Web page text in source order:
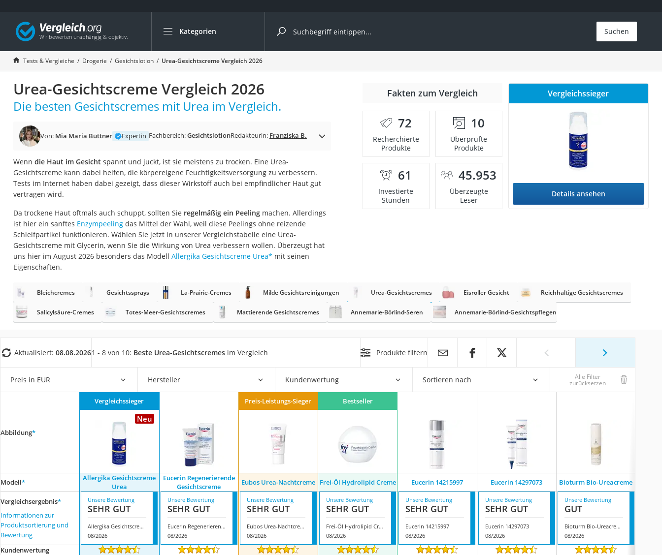
Kategorien
Die beliebtesten Vergleiche nach Kategorie
Drogerie
Inhalator
Haarschneider
Rollator
Katzenklappe (Chip)
Masturbator
Massagepistole
Reisehaartrockner
Eiweißpulver
Magnesiumpräparat
Katzenklappe
Zeckenschutz Katze
leichter Haartrockner
Philips-Sonicare-Zahnbürste
Mineralfutter Pferd
Service
Suchen
Tests & Vergleiche Drogerie Gesichtslotion Urea-Gesichtscreme Vergleich 2026
Urea-Gesichtscreme Vergleich 2026
Die besten Gesichtscremes mit Urea im Vergleich.
Von: Mia Maria Büttner Expertin Fachbereich:GesichtslotionRedakteurin: Franziska B.
Wenn die Haut im Gesicht spannt und juckt, ist sie meistens zu trocken. Eine Urea-
Gesichtscreme kann dabei helfen, die körpereigene Feuchtigkeitsversorgung zu verbessern.
Tests im Internet haben dabei gezeigt, dass dieser Wirkstoff auch bei empfindlicher Haut gut
vertragen wird.
Da trockene Haut oftmals auch schuppt, sollten Sie regelmäßig ein Peelingmachen. Allerdings
ist hier ein sanftes Enzympeelingdas Mittel der Wahl, weil diese Peelings ohne reizende
Schleifpartikel funktionieren. Wählen Sie jetzt in unserer Vergleichstabelle eine Urea-
Gesichtscreme mit Glycerin, wenn Sie die Wirkung von Urea verbessern wollen. Überzeugt hat
uns hier im August 2026 besonders das Modell Allergika Gesichtscreme Urea* mit seinen
Eigenschaften.
Fakten zum Vergleich
72
Recherchierte
Produkte
10
Überprüfte
Produkte
61
Investierte
Stunden
45.953
Überzeugte
Leser
Vergleichssieger
Details ansehen
Bleichcremes Gesichtssprays La-Prairie-Cremes Milde Gesichtsreinigungen Urea-Gesichtscremes Eisroller Gesicht Reichhaltige Gesichtscremes
Salicylsäure-Cremes Totes-Meer-Gesichtscremes Mattierende Gesichtscremes Annemarie-Börlind-Seren Annemarie-Börlind-Gesichtspflegen
Aktualisiert: 08.08.20261 - 8 von 10: Beste Urea-Gesichtscremes im Vergleich Produkte filtern
Preis in EUR Hersteller Kundenwertung Sortieren nach Alle Filter
zurücksetzen
Abbildung*
Vergleichssieger
Neu
Preis-Leistungs-Sieger Bestseller
Modell*
Allergika Gesichtscreme
Urea
Eucerin Regenerierende
Gesichtscreme
Eubos Urea-Nachtcreme Frei-Öl Hydrolipid Creme Eucerin 14215997 Eucerin 14297073 Bioturm Bio-Ureacreme
Vergleichsergebnis*
Informationen zur
Produktsortierung und
Bewertung
Unsere Bewertung
SEHR GUT
Allergika Gesichtscreme Urea
08/2026
Unsere Bewertung
SEHR GUT
Eucerin Regenerierende Gesichtscreme
08/2026
Unsere Bewertung
SEHR GUT
Eubos Urea-Nachtcreme
08/2026
Unsere Bewertung
SEHR GUT
Frei-Öl Hydrolipid Creme
08/2026
Unsere Bewertung
SEHR GUT
Eucerin 14215997
08/2026
Unsere Bewertung
SEHR GUT
Eucerin 14297073
08/2026
Unsere Bewertung
GUT
Bioturm Bio-Ureacreme
08/2026
Kundenwertung